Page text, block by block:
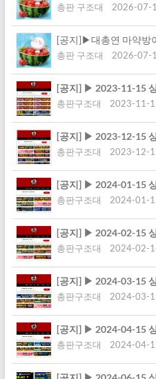
총판 구조대 2026-07-
[공지]▶대총연 마약방
총판 구조대 2026-07-
[공지] ▶ 2023-11-15
총판구조대 2023-11-
[공지] ▶ 2023-12-15
총판구조대 2023-12-
[공지] ▶ 2024-01-15
총판구조대 2024-01-
[공지] ▶ 2024-02-15
총판구조대 2024-02-
[공지] ▶ 2024-03-15
총판구조대 2024-03-
[공지] ▶ 2024-04-15
총판구조대 2024-04-